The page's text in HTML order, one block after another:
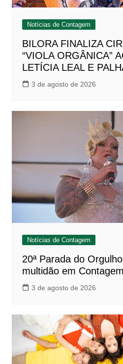
Notícias de Contagem
BILORA FINALIZA
“VIOLA ORGÂNICA”
LETÍCIA LEAL E
3 de agosto de 2026
Notícias de Contagem
20ª Parada do
multidão em Contagem
3 de agosto de 2026